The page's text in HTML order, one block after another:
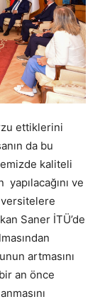
ettiklerini
da bu
kaliteli
ve
Saner İTÜ’de
artmasını
an önce